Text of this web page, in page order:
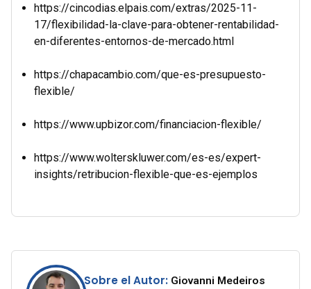
https://cincodias.elpais.com/extras/2025-11-
17/flexibilidad-la-clave-para-obtener-rentabilidad-
en-diferentes-entornos-de-mercado.html
https://chapacambio.com/que-es-presupuesto-
flexible/
https://www.upbizor.com/financiacion-flexible/
https://www.wolterskluwer.com/es-es/expert-
insights/retribucion-flexible-que-es-ejemplos
Sobre el Autor: Giovanni Medeiros